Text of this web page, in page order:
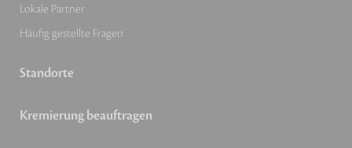
Lokale Partner
Häufig gestellte Fragen
Standorte
Kremierung beauftragen